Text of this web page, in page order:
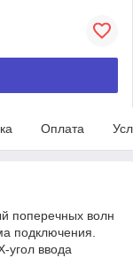
Оплата
поперечных волн
подключения.
угол ввода